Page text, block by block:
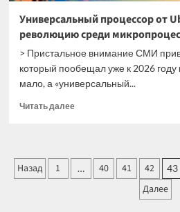
Универсальный процессор от
революцию среди
> Пристальное внимание СМИ
который пообещал уже к 2026 году
мало, а «универсальный...
Читать далееПрочитать
процессор
от
Пагинация
Назад 1 … 40 41 42 43
Далее